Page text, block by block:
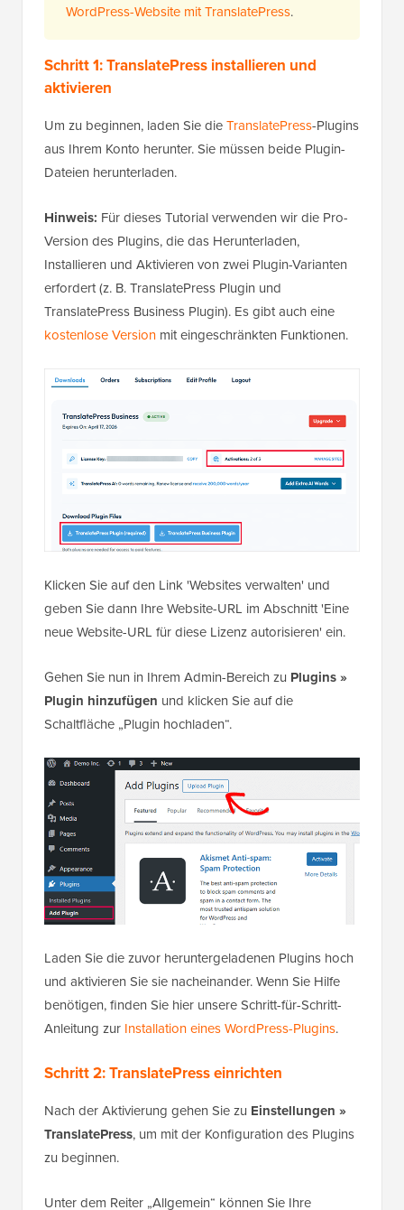
WordPress-Website mit TranslatePress.
Schritt 1: TranslatePress installieren und
aktivieren
Um zu beginnen, laden Sie dieTranslatePress-Plugins
aus Ihrem Konto herunter. Sie müssen beide Plugin-
Dateien herunterladen.
Hinweis: Für dieses Tutorial verwenden wir die Pro-
Version des Plugins, die das Herunterladen,
Installieren und Aktivieren von zwei Plugin-Varianten
erfordert (z. B. TranslatePress Plugin und
TranslatePress Business Plugin). Es gibt auch eine
kostenlose Version mit eingeschränkten Funktionen.
Klicken Sie auf den Link 'Websites verwalten' und
geben Sie dann Ihre Website-URL im Abschnitt 'Eine
neue Website-URL für diese Lizenz autorisieren' ein.
Gehen Sie nun in Ihrem Admin-Bereich zu Plugins »
Plugin hinzufügen und klicken Sie auf die
Schaltfläche „Plugin hochladen“.
Laden Sie die zuvor heruntergeladenen Plugins hoch
und aktivieren Sie sie nacheinander. Wenn Sie Hilfe
benötigen, finden Sie hier unsere Schritt-für-Schritt-
Anleitung zur Installation eines WordPress-Plugins.
Schritt 2: TranslatePress einrichten
Nach der Aktivierung gehen Sie zu Einstellungen »
TranslatePress, um mit der Konfiguration des Plugins
zu beginnen.
Unter dem Reiter „Allgemein“ können Sie Ihre